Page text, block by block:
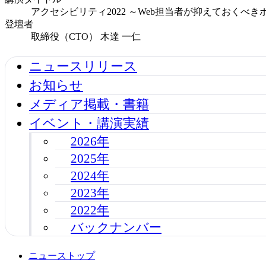
アクセシビリティ2022 ～Web担当者が抑えておくべき
登壇者
取締役（CTO） 木達 一仁
ニュースリリース
お知らせ
メディア掲載・書籍
イベント・講演実績
2026年
2025年
2024年
2023年
2022年
バックナンバー
ニューストップ